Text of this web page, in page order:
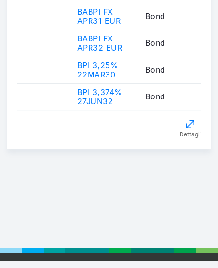
BABPI FX
APR31 EUR
Bond
BABPI FX
APR32 EUR
Bond
BPI 3,25%
22MAR30
Bond
BPI 3,374%
27JUN32
Bond
Dettagli